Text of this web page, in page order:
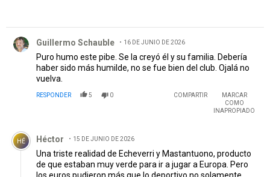
Guillermo Schauble 16 DE JUNIO DE 2026
Puro humo este pibe. Se la creyó él y su familia. Debería
haber sido más humilde, no se fue bien del club. Ojalá no
vuelva.
RESPONDER 5 0 COMPARTIR
MARCAR
COMO
INAPROPIADO
Comentario de Héctor .
HÉ Héctor 15 DE JUNIO DE 2026
Una triste realidad de Echeverri y Mastantuono, producto
de que estaban muy verde para ir a jugar a Europa. Pero